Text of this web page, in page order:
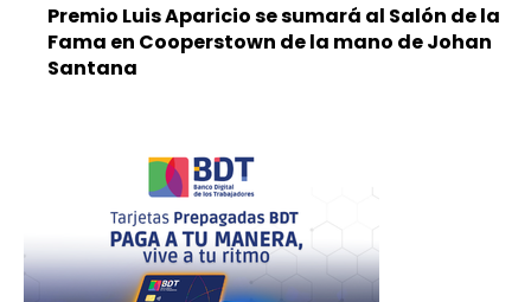
Premio Luis Aparicio se sumará al Salón de la
Fama en Cooperstown de la mano de Johan
Santana